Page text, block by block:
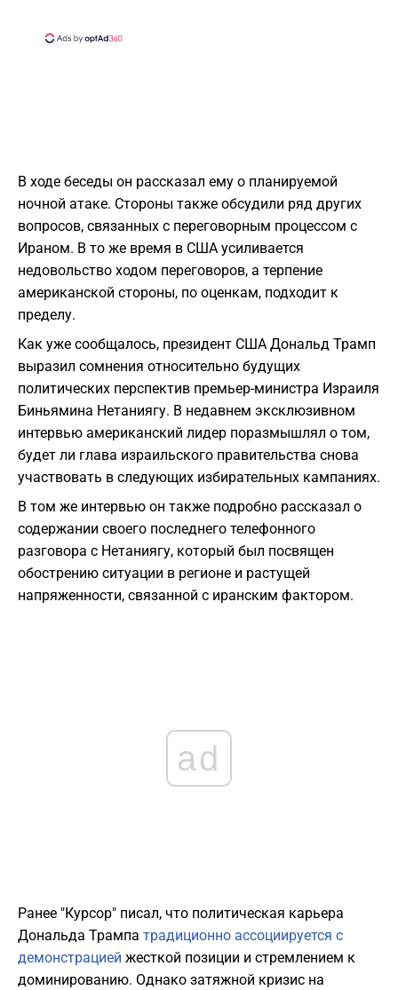
В ходе беседы он рассказал ему о планируемой
ночной атаке. Стороны также обсудили ряд других
вопросов, связанных с переговорным процессом с
Ираном. В то же время в США усиливается
недовольство ходом переговоров, а терпение
американской стороны, по оценкам, подходит к
пределу.
Как уже сообщалось, президент США Дональд Трамп
выразил сомнения относительно будущих
политических перспектив премьер-министра Израиля
Биньямина Нетаниягу. В недавнем эксклюзивном
интервью американский лидер поразмышлял о том,
будет ли глава израильского правительства снова
участвовать в следующих избирательных кампаниях.
В том же интервью он также подробно рассказал о
содержании своего последнего телефонного
разговора с Нетаниягу, который был посвящен
обострению ситуации в регионе и растущей
напряженности, связанной с иранским фактором.
ad
Ранее "Курсор" писал, что политическая карьера
Дональда Трампа традиционно ассоциируется с
демонстрацией жесткой позиции и стремлением к
доминированию. Однако затяжной кризис на